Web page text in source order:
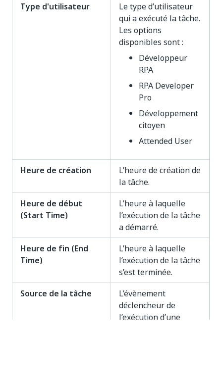
Type d'utilisateur
Le type d’utilisateur
qui a exécuté la tâche.
Les options
disponibles sont :
Développeur
RPA
RPA Developer
Pro
Développement
citoyen
Attended User
Heure de création
L’heure de création de
la tâche.
Heure de début
(Start Time)
L’heure à laquelle
l’exécution de la tâche
a démarré.
Heure de fin (End
Time)
L’heure à laquelle
l’exécution de la tâche
s’est terminée.
Source de la tâche
L’évènement
déclencheur de
l’exécution d’une